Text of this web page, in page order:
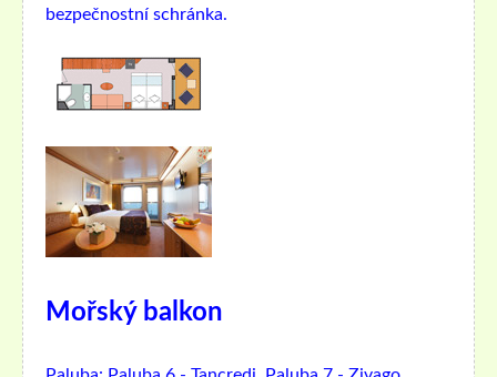
bezpečnostní schránka.
Mořský balkon